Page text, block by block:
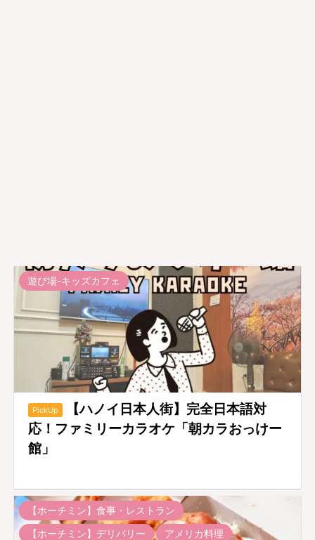
遊び場-キッズカフェ
PickUp
【ハノイ日本人街】完全日本語対
応！ファミリーカラオケ「朝カラおっけー
館」
【ホーチミン】食事・レストラン
【ホーチミン】デリバリー
アメリカ料理